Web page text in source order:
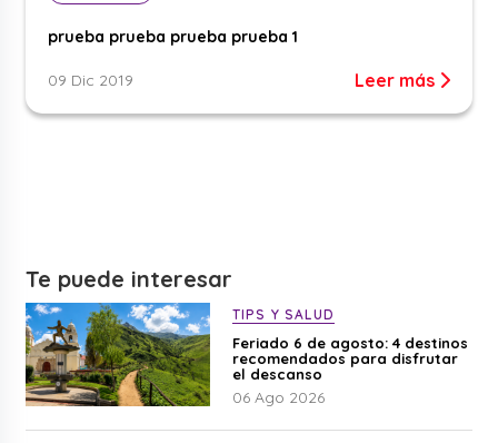
prueba prueba prueba prueba 1
09 Dic 2019 Leer más
Te puede interesar
TIPS Y SALUD
Feriado 6 de agosto: 4 destinos
recomendados para disfrutar
el descanso
06 Ago 2026